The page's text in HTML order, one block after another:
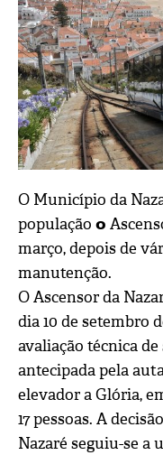
O Município da
população 𝗼
março, depois de
manutenção.
O Ascensor da
dia 10 de setembro
avaliação técnica
antecipada pela
elevador a Glória,
17 pessoas. A
Nazaré seguiu-se